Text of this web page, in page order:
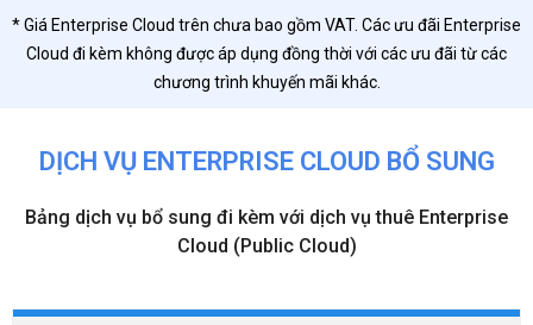
* Giá Enterprise Cloud trên chưa bao gồm VAT. Các ưu đãi Enterprise
Cloud đi kèm không được áp dụng đồng thời với các ưu đãi từ các
chương trình khuyến mãi khác.
DỊCH VỤ ENTERPRISE CLOUD BỔ SUNG
Bảng dịch vụ bổ sung đi kèm với dịch vụ thuê Enterprise
Cloud (Public Cloud)